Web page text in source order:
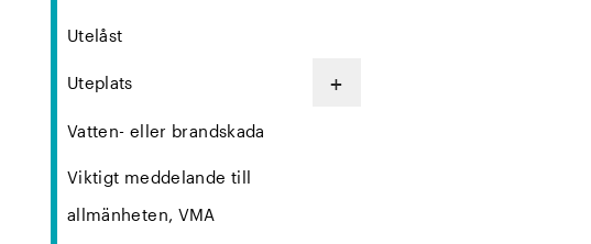
Utelåst
Uteplats +
Vatten- eller brandskada
Viktigt meddelande till
allmänheten, VMA